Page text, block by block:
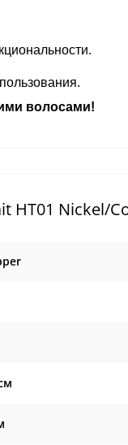
волосами!
HT01 Nickel/